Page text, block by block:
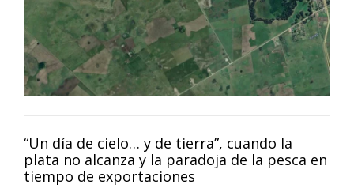
“Un día de cielo… y de tierra”, cuando la
plata no alcanza y la paradoja de la pesca en
tiempo de exportaciones